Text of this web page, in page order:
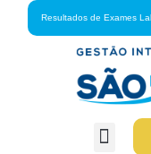
Resultados de Exames